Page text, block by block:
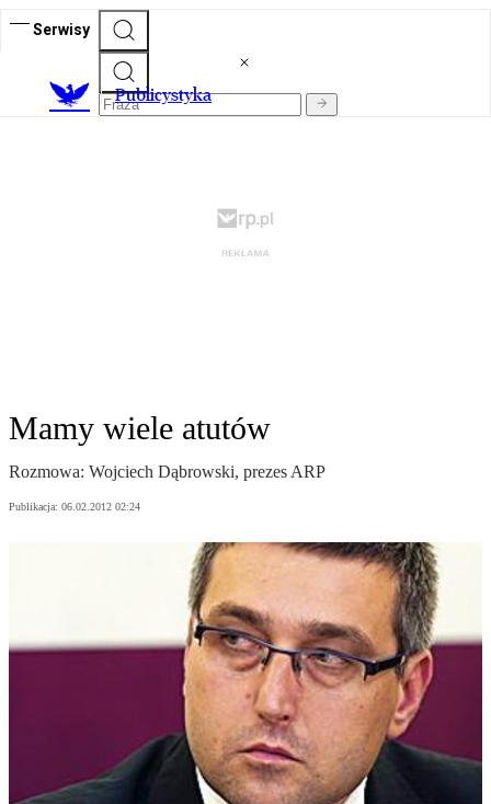
Serwisy
Publicystyka
Mamy wiele atutów
Rozmowa: Wojciech Dąbrowski, prezes ARP
Publikacja: 06.02.2012 02:24